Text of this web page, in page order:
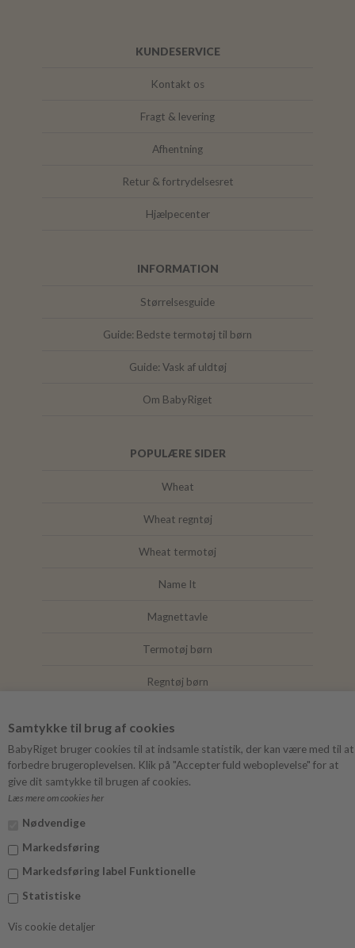
Samtykke til brug af cookies
BabyRiget bruger cookies til at indsamle statistik, der kan være med til at
forbedre brugeroplevelsen. Klik på "Accepter fuld weboplevelse" for at
give dit samtykke til brugen af cookies.
Læs mere om cookies her
Nødvendige
Markedsføring
Markedsføring label Funktionelle
Statistiske
Vis cookie detaljer
KUNDESERVICE
Kontakt os
Fragt & levering
Afhentning
Retur & fortrydelsesret
Hjælpecenter
INFORMATION
Størrelsesguide
Guide: Bedste termotøj til børn
Guide: Vask af uldtøj
Om BabyRiget
POPULÆRE SIDER
Wheat
Wheat regntøj
Wheat termotøj
Name It
Magnettavle
Termotøj børn
Regntøj børn
Mushie
Facebook